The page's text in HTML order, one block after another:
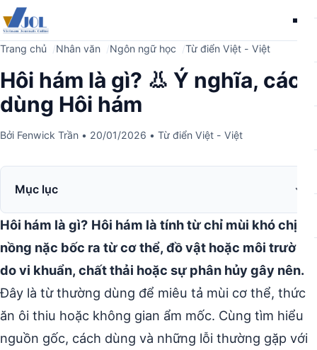
Trang chủ Nhân văn Ngôn ngữ học Từ điển Việt - Việt
Hôi hám là gì? 👃 Ý nghĩa, cách
dùng Hôi hám
Bởi Fenwick Trần • 20/01/2026 • Từ điển Việt - Việt
Mục lục
Hôi hám là gì? Hôi hám là tính từ chỉ mùi khó chịu,
nồng nặc bốc ra từ cơ thể, đồ vật hoặc môi trường
do vi khuẩn, chất thải hoặc sự phân hủy gây nên.
Đây là từ thường dùng để miêu tả mùi cơ thể, thức
ăn ôi thiu hoặc không gian ẩm mốc. Cùng tìm hiểu
nguồn gốc, cách dùng và những lỗi thường gặp với